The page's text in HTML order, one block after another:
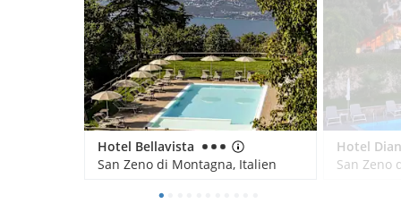
Hotel Bellavista
San Zeno di Montagna, Italien
Hotel
San Zeno